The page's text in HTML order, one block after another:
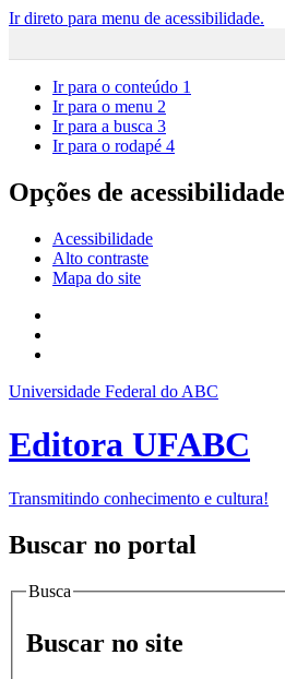
Ir direto para menu de acessibilidade.
Ir para o conteúdo 1
Ir para o menu 2
Ir para a busca 3
Ir para o rodapé 4
Opções de acessibilidade
Acessibilidade
Alto contraste
Mapa do site
Universidade Federal do ABC
Editora UFABC
Transmitindo conhecimento e cultura!
Buscar no portal
Busca
Buscar no site